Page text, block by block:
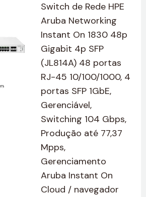
Switch de Rede HPE
Aruba Networking
Instant On 1830 48p
Gigabit 4p SFP
(JL814A) 48 portas
RJ-45 10/100/1000, 4
portas SFP 1GbE,
Gerenciável,
Switching 104 Gbps,
Produção até 77,37
Mpps,
Gerenciamento
Aruba Instant On
Cloud / navegador